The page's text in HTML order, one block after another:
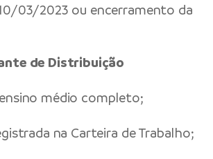
03/2023 ou encerramento da
de Distribuição
médio completo;
na Carteira de Trabalho;